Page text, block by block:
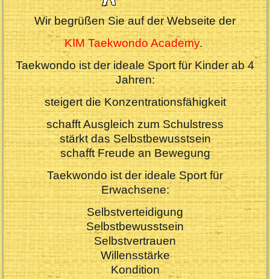
Wir begrüßen Sie auf der Webseite der
KIM Taekwondo Academy.
Taekwondo ist der ideale Sport für Kinder ab 4
Jahren:
steigert die Konzentrationsfähigkeit
schafft Ausgleich zum Schulstress
stärkt das Selbstbewusstsein
schafft Freude an Bewegung
Taekwondo ist der ideale Sport für
Erwachsene:
Selbstverteidigung
Selbstbewusstsein
Selbstvertrauen
Willensstärke
Kondition